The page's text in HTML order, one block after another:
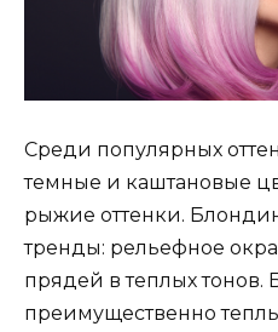
Среди популярных
темные и каштановые
рыжие оттенки.
тренды: рельефное
прядей в теплых тонов.
преимущественно